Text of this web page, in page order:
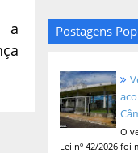
a
Postagens
O
Lei nº 42/2026 foi